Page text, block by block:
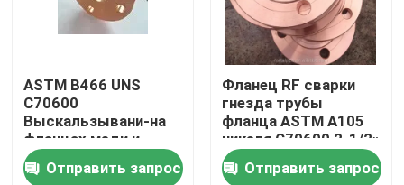
Медная Адвокатура никеля
Медная плита никеля
ASTM B466 UNS
C70600
Выскальзывани-на
фланцах меди и
никеля соединителя
фланца
Отправить запрос
Фланец RF сварки
гнезда трубы
фланца ASTM A105
никеля C70600 2-1/2»
медный сваривая
Отправить запрос